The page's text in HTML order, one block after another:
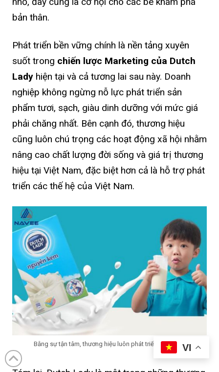
bản thân.
Phát triển bền vững chính là nền tảng xuyên
suốt trong chiến lược Marketing của Dutch
Lady hiện tại và cả tương lai sau này. Doanh
nghiệp không ngừng nỗ lực phát triển sản
phẩm tươi, sạch, giàu dinh dưỡng với mức giá
phải chăng nhất. Bên cạnh đó, thương hiệu
cũng luôn chú trọng các hoạt động xã hội nhằm
nâng cao chất lượng đời sống và giá trị thương
hiệu tại Việt Nam, đặc biệt hơn cả là hỗ trợ phát
triển các thế hệ của Việt Nam.
Bằng sự tận tâm, thương hiệu luôn phát triển bền vữngVI